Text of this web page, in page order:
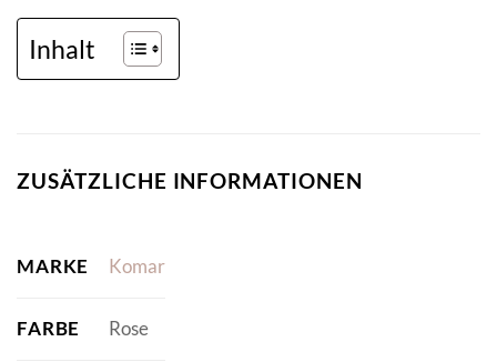
Inhalt
ZUSÄTZLICHE INFORMATIONEN
MARKE Komar
FARBE Rose